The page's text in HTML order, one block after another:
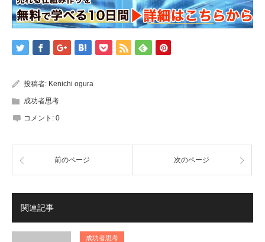
投稿者: Kenichi ogura
成功者思考
コメント: 0
前のページ 次のページ
関連記事
成功者思考